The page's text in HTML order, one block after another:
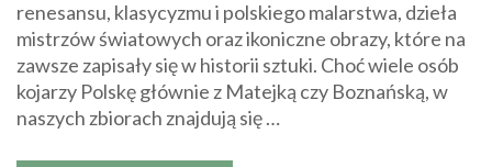
renesansu, klasycyzmu i polskiego malarstwa, dzieła
mistrzów światowych oraz ikoniczne obrazy, które na
zawsze zapisały się w historii sztuki. Choć wiele osób
kojarzy Polskę głównie z Matejką czy Boznańską, w
naszych zbiorach znajdują się …